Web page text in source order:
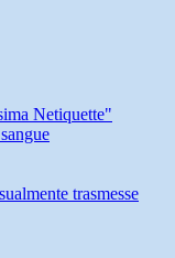
Netiquette"
trasmesse